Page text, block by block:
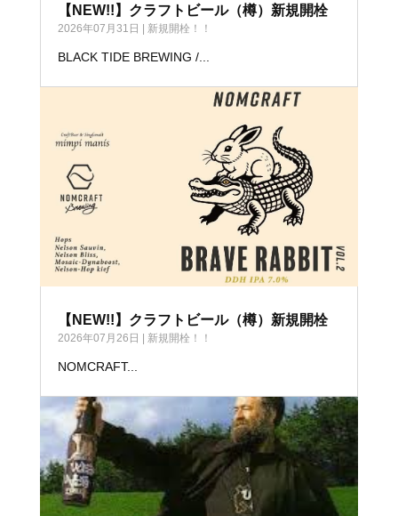
【NEW!!】クラフトビール（樽）新規開栓
2026年07月31日 | 新規開栓！！
BLACK TIDE BREWING /...
【NEW!!】クラフトビール（樽）新規開栓
2026年07月26日 | 新規開栓！！
NOMCRAFT...